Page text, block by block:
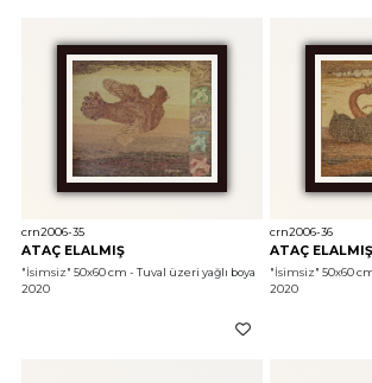
crn2006-35
ATAÇ ELALMIŞ
"İsimsiz" 50x60 cm - Tuval üzeri yağlı boya
2020
crn2006-36
ATAÇ ELALMIŞ
"İsimsiz" 50x60
2020